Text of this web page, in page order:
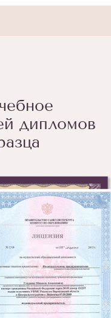
дипломов